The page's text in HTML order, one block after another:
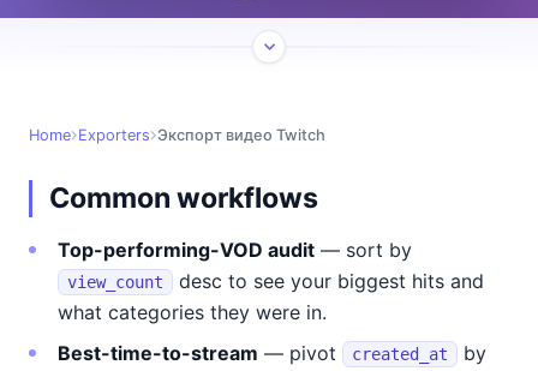
Home Exporters Экспорт видео Twitch
Common workflows
Top-performing-VOD audit — sort by
view_count
desc to see your biggest hits and
what categories they were in.
Best-time-to-stream — pivot created_at
by